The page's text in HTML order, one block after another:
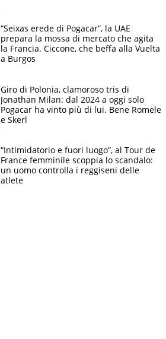
“Seixas erede di Pogacar”, la UAE
prepara la mossa di mercato che agita
la Francia. Ciccone, che beffa alla Vuelta
a Burgos
Giro di Polonia, clamoroso tris di
Jonathan Milan: dal 2024 a oggi solo
Pogacar ha vinto più di lui. Bene Romele
e Skerl
“Intimidatorio e fuori luogo”, al Tour de
France femminile scoppia lo scandalo:
un uomo controlla i reggiseni delle
atlete